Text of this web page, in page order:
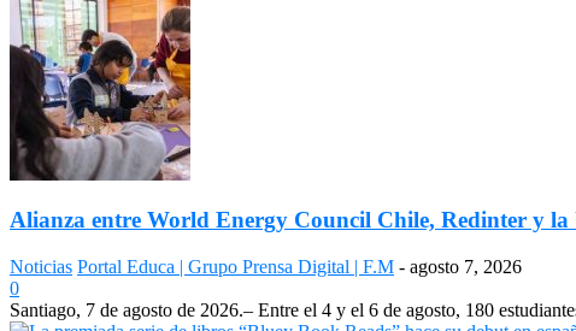
Alianza entre World Energy Council Chile, Redinter y
Noticias Portal Educa | Grupo Prensa Digital | F.M - agosto 7, 2026
0
Santiago, 7 de agosto de 2026.– Entre el 4 y el 6 de agosto, 180